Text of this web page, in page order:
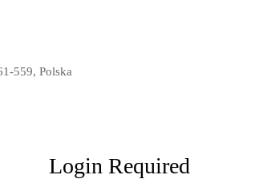
559, Polska
Login Required